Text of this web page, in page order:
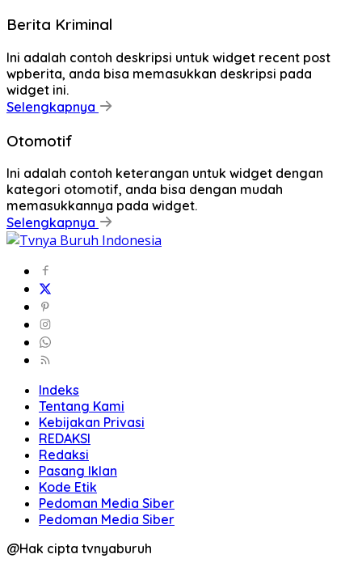
Berita Kriminal
Ini adalah contoh deskripsi untuk widget recent post
wpberita, anda bisa memasukkan deskripsi pada
widget ini.
Selengkapnya
Otomotif
Ini adalah contoh keterangan untuk widget dengan
kategori otomotif, anda bisa dengan mudah
memasukkannya pada widget.
Selengkapnya
Indeks
Tentang Kami
Kebijakan Privasi
REDAKSI
Redaksi
Pasang Iklan
Kode Etik
Pedoman Media Siber
Pedoman Media Siber
@Hak cipta tvnyaburuh